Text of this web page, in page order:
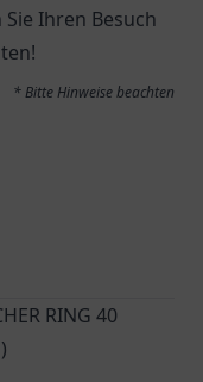
Sie Ihren Besuch
* Bitte Hinweise beachten
RING 40